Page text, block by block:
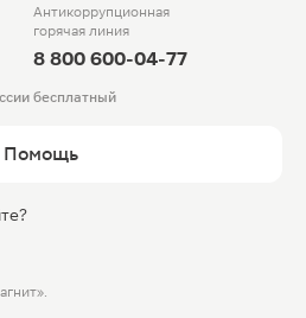
Антикоррупционная
горячая линия
8 800 600-04-77
бесплатный
Помощь